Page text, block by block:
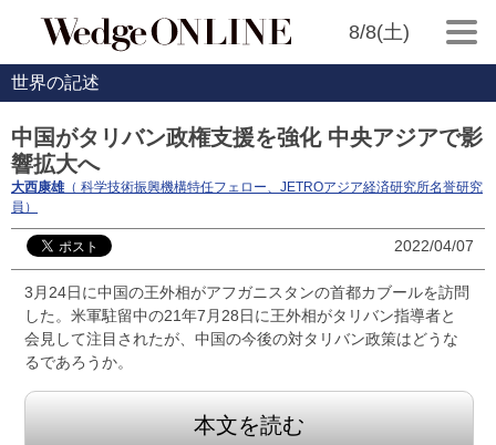
8/8(土)
世界の記述
中国がタリバン政権支援を強化 中央アジアで影
響拡大へ
大西康雄（ 科学技術振興機構特任フェロー、JETROアジア経済研究所名誉研究
員）
2022/04/07
3月24日に中国の王外相がアフガニスタンの首都カブールを訪問
した。米軍駐留中の21年7月28日に王外相がタリバン指導者と
会見して注目されたが、中国の今後の対タリバン政策はどうな
るであろうか。
本文を読む